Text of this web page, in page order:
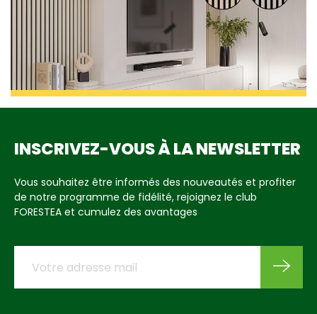
INSCRIVEZ-VOUS À LA NEWSLETTER
Vous souhaitez être informés des nouveautés et profiter
de notre programme de fidélité, rejoignez le club
FORESTEA et cumulez des avantages